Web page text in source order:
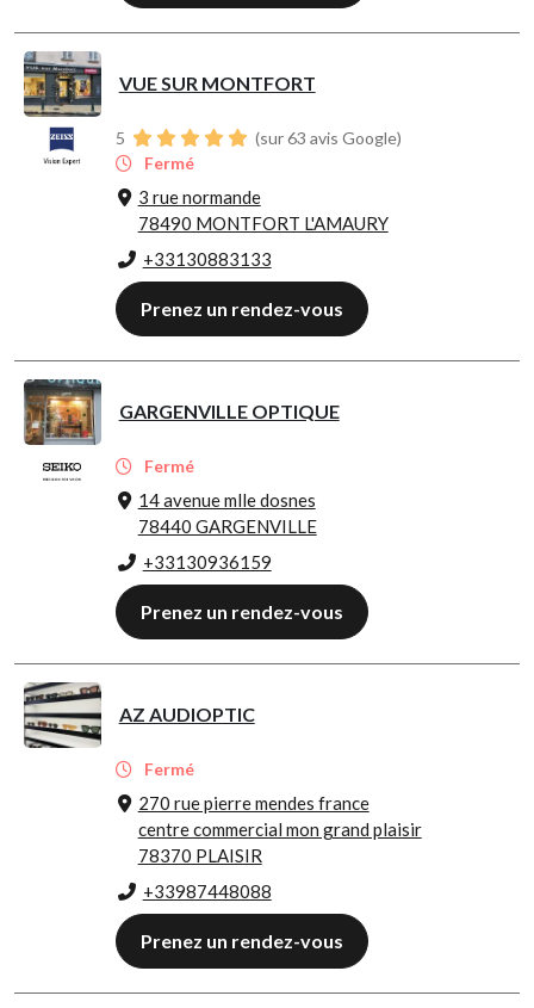
VUE SUR MONTFORT
5
(sur 63 avis Google)
Fermé
3 rue normande
78490 MONTFORT L'AMAURY
+33130883133
Prenez un rendez-vous
GARGENVILLE OPTIQUE
Fermé
14 avenue mlle dosnes
78440 GARGENVILLE
+33130936159
Prenez un rendez-vous
AZ AUDIOPTIC
Fermé
270 rue pierre mendes france
centre commercial mon grand plaisir
78370 PLAISIR
+33987448088
Prenez un rendez-vous